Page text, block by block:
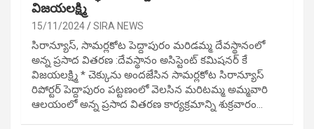
విజయలక్ష్మి
15/11/2024 SIRA NEWS
సిరాన్యూస్, సామర్లకోట పెద్దాపురం మరిడమ్మ దేవస్థానంలో
అన్న ప్రసాద వితరణ :దేవస్థానం అసిస్టెంట్ కమిషనర్ కే
విజయలక్ష్మి * చెక్కును అందజేసిన సామర్లకోట సిరాన్యూస్
రిపోర్టర్ పెద్దాపురం పట్టణంలో వెలసిన మరిటమ్మ అమ్మవారి
ఆలయంలో అన్న ప్రసాద వితరణ కార్యక్రమాన్ని శుక్రవారం…